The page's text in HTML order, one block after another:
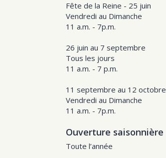
Fête de la Reine - 25 juin
Vendredi au Dimanche
11 a.m. - 7p.m.
26 juin au 7 septembre
Tous les jours
11 a.m. - 7 p.m.
11 septembre au 12 octobre
Vendredi au Dimanche
11 a.m. - 7p.m.
Ouverture saisonnière
Toute l’année